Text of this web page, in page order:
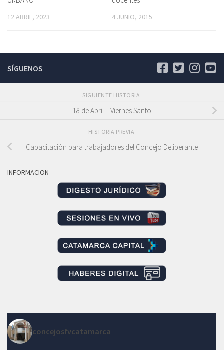
12 ABRIL, 2023 4 JUNIO, 2015
SÍGUENOS
SIGUIENTE HISTORIA
18 de Abril – Viernes Santo
HISTORIA PREVIA
Capacitación para trabajadores del Concejo Deliberante
INFORMACION
concejosfvcatamarca